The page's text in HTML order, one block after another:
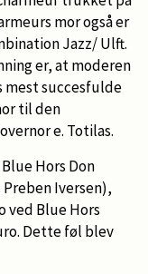
mor også er
Jazz/ Ulft.
er, at moderen
mest succesfulde
til den
e. Totilas.
Blue Hors Don
Iversen),
ved Blue Hors
Dette føl blev